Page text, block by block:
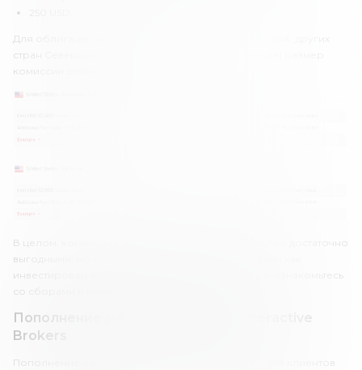
Для облигаций других классов (муниципальные США, других
стран Северной Америки, европейские, азиатские) размер
комиссии отличается.
В целом, комиссии в Interactive Brokers можно считать достаточно
выгодными, но структура очень сложная. Перед тем как
инвестировать в какие-либо активы, обязательно ознакомьтесь
со сборами и пересчитайте их на свой бюджет.
Пополнение и вывод средств в Interactive
Brokers
Пополнение и вывод средств в Interactive Brokers для клиентов